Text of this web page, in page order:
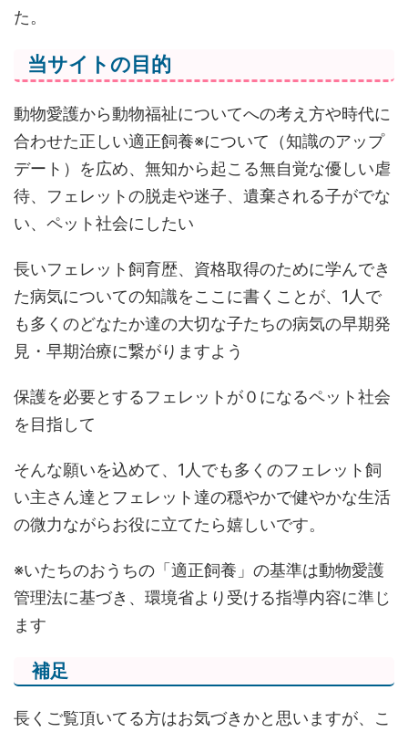
た。
当サイトの目的
動物愛護から動物福祉についてへの考え方や時代に
合わせた正しい適正飼養※について（知識のアップ
デート）を広め、無知から起こる無自覚な優しい虐
待、フェレットの脱走や迷子、遺棄される子がでな
い、ペット社会にしたい
長いフェレット飼育歴、資格取得のために学んでき
た病気についての知識をここに書くことが、1人で
も多くのどなたか達の大切な子たちの病気の早期発
見・早期治療に繋がりますよう
保護を必要とするフェレットが０になるペット社会
を目指して
そんな願いを込めて、1人でも多くのフェレット飼
い主さん達とフェレット達の穏やかで健やかな生活
の微力ながらお役に立てたら嬉しいです。
※いたちのおうちの「適正飼養」の基準は動物愛護
管理法に基づき、環境省より受ける指導内容に準じ
ます
補足
長くご覧頂いてる方はお気づきかと思いますが、こ